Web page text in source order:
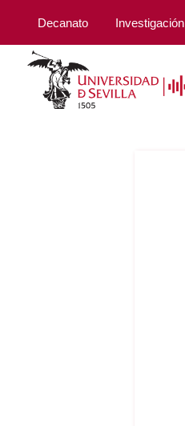
Decanato Investigación